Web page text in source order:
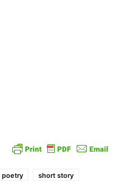
poetry
short story